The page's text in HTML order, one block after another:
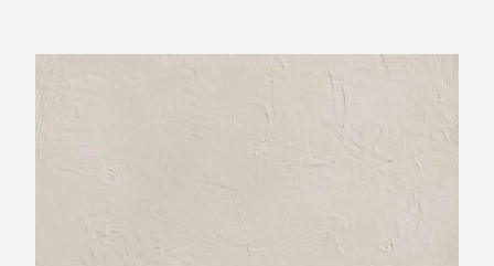
Ariostea Ultra Resine Calce